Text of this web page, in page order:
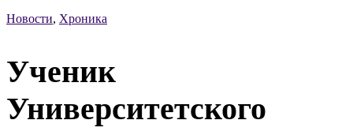
Новости, Хроника
Ученик
Университетского